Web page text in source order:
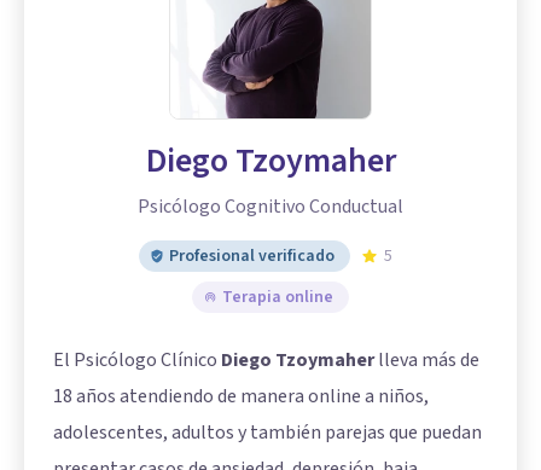
Diego Tzoymaher
Psicólogo Cognitivo Conductual
Profesional verificado
5
Terapia online
El Psicólogo Clínico Diego Tzoymaherlleva más de
18 años atendiendo de manera online a niños,
adolescentes, adultos y también parejas que puedan